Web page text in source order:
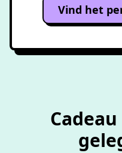
Vind het